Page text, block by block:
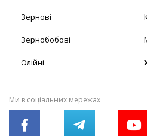
Зернові
Зернобобові
Олійні
Ми в соціальних мережах